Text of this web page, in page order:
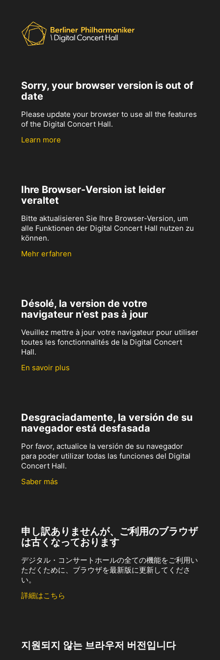
Sorry, your browser version is out of
date
Please update your browser to use all the features
of the Digital Concert Hall.
Learn more
Ihre Browser-Version ist leider
veraltet
Bitte aktualisieren Sie Ihre Browser-Version, um
alle Funktionen der Digital Concert Hall nutzen zu
können.
Mehr erfahren
Désolé, la version de votre
navigateur n’est pas à jour
Veuillez mettre à jour votre navigateur pour utiliser
toutes les fonctionnalités de la Digital Concert
Hall.
En savoir plus
Desgraciadamente, la versión de su
navegador está desfasada
Por favor, actualice la versión de su navegador
para poder utilizar todas las funciones del Digital
Concert Hall.
Saber más
申し訳ありませんが、ご利用のブラウザ
は古くなっております
デジタル・コンサートホールの全ての機能をご利用い
ただくために、ブラウザを最新版に更新してくださ
い。
詳細はこちら
지원되지 않는 브라우저 버전입니다